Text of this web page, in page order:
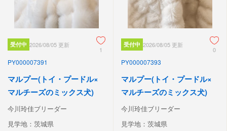
受付中 2026/08/05 更新
1
PY000007391
マルプー(トイ・プードル×
マルチーズのミックス犬)
今川玲佳ブリーダー
見学地：茨城県
受付中 2026/08/05 更新
0
PY000007393
マルプー(トイ・プードル×
マルチーズのミックス犬)
今川玲佳ブリーダー
見学地：茨城県